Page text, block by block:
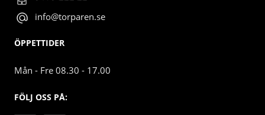
info@torparen.se
ÖPPETTIDER
Mån - Fre 08.30 - 17.00
FÖLJ OSS PÅ: